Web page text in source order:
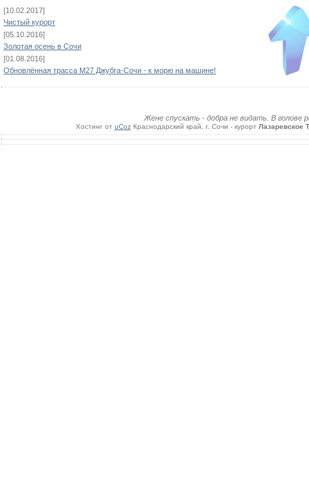
[10.02.2017]
Чистый курорт
[05.10.2016]
Золотая осень в Сочи
[01.08.2016]
Обновлённая трасса М27 Джубга-Сочи - к морю на машине!
Жене спускать - добра не видать. В голове
Хостинг от uCozКраснодарcкий край, г. Сочи - курорт